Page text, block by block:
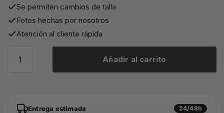
Se permiten cambios de talla
Fotos hechas por nosotros
Atención al cliente rápida
Añadir al carrito
Entrega estimada 24/48h